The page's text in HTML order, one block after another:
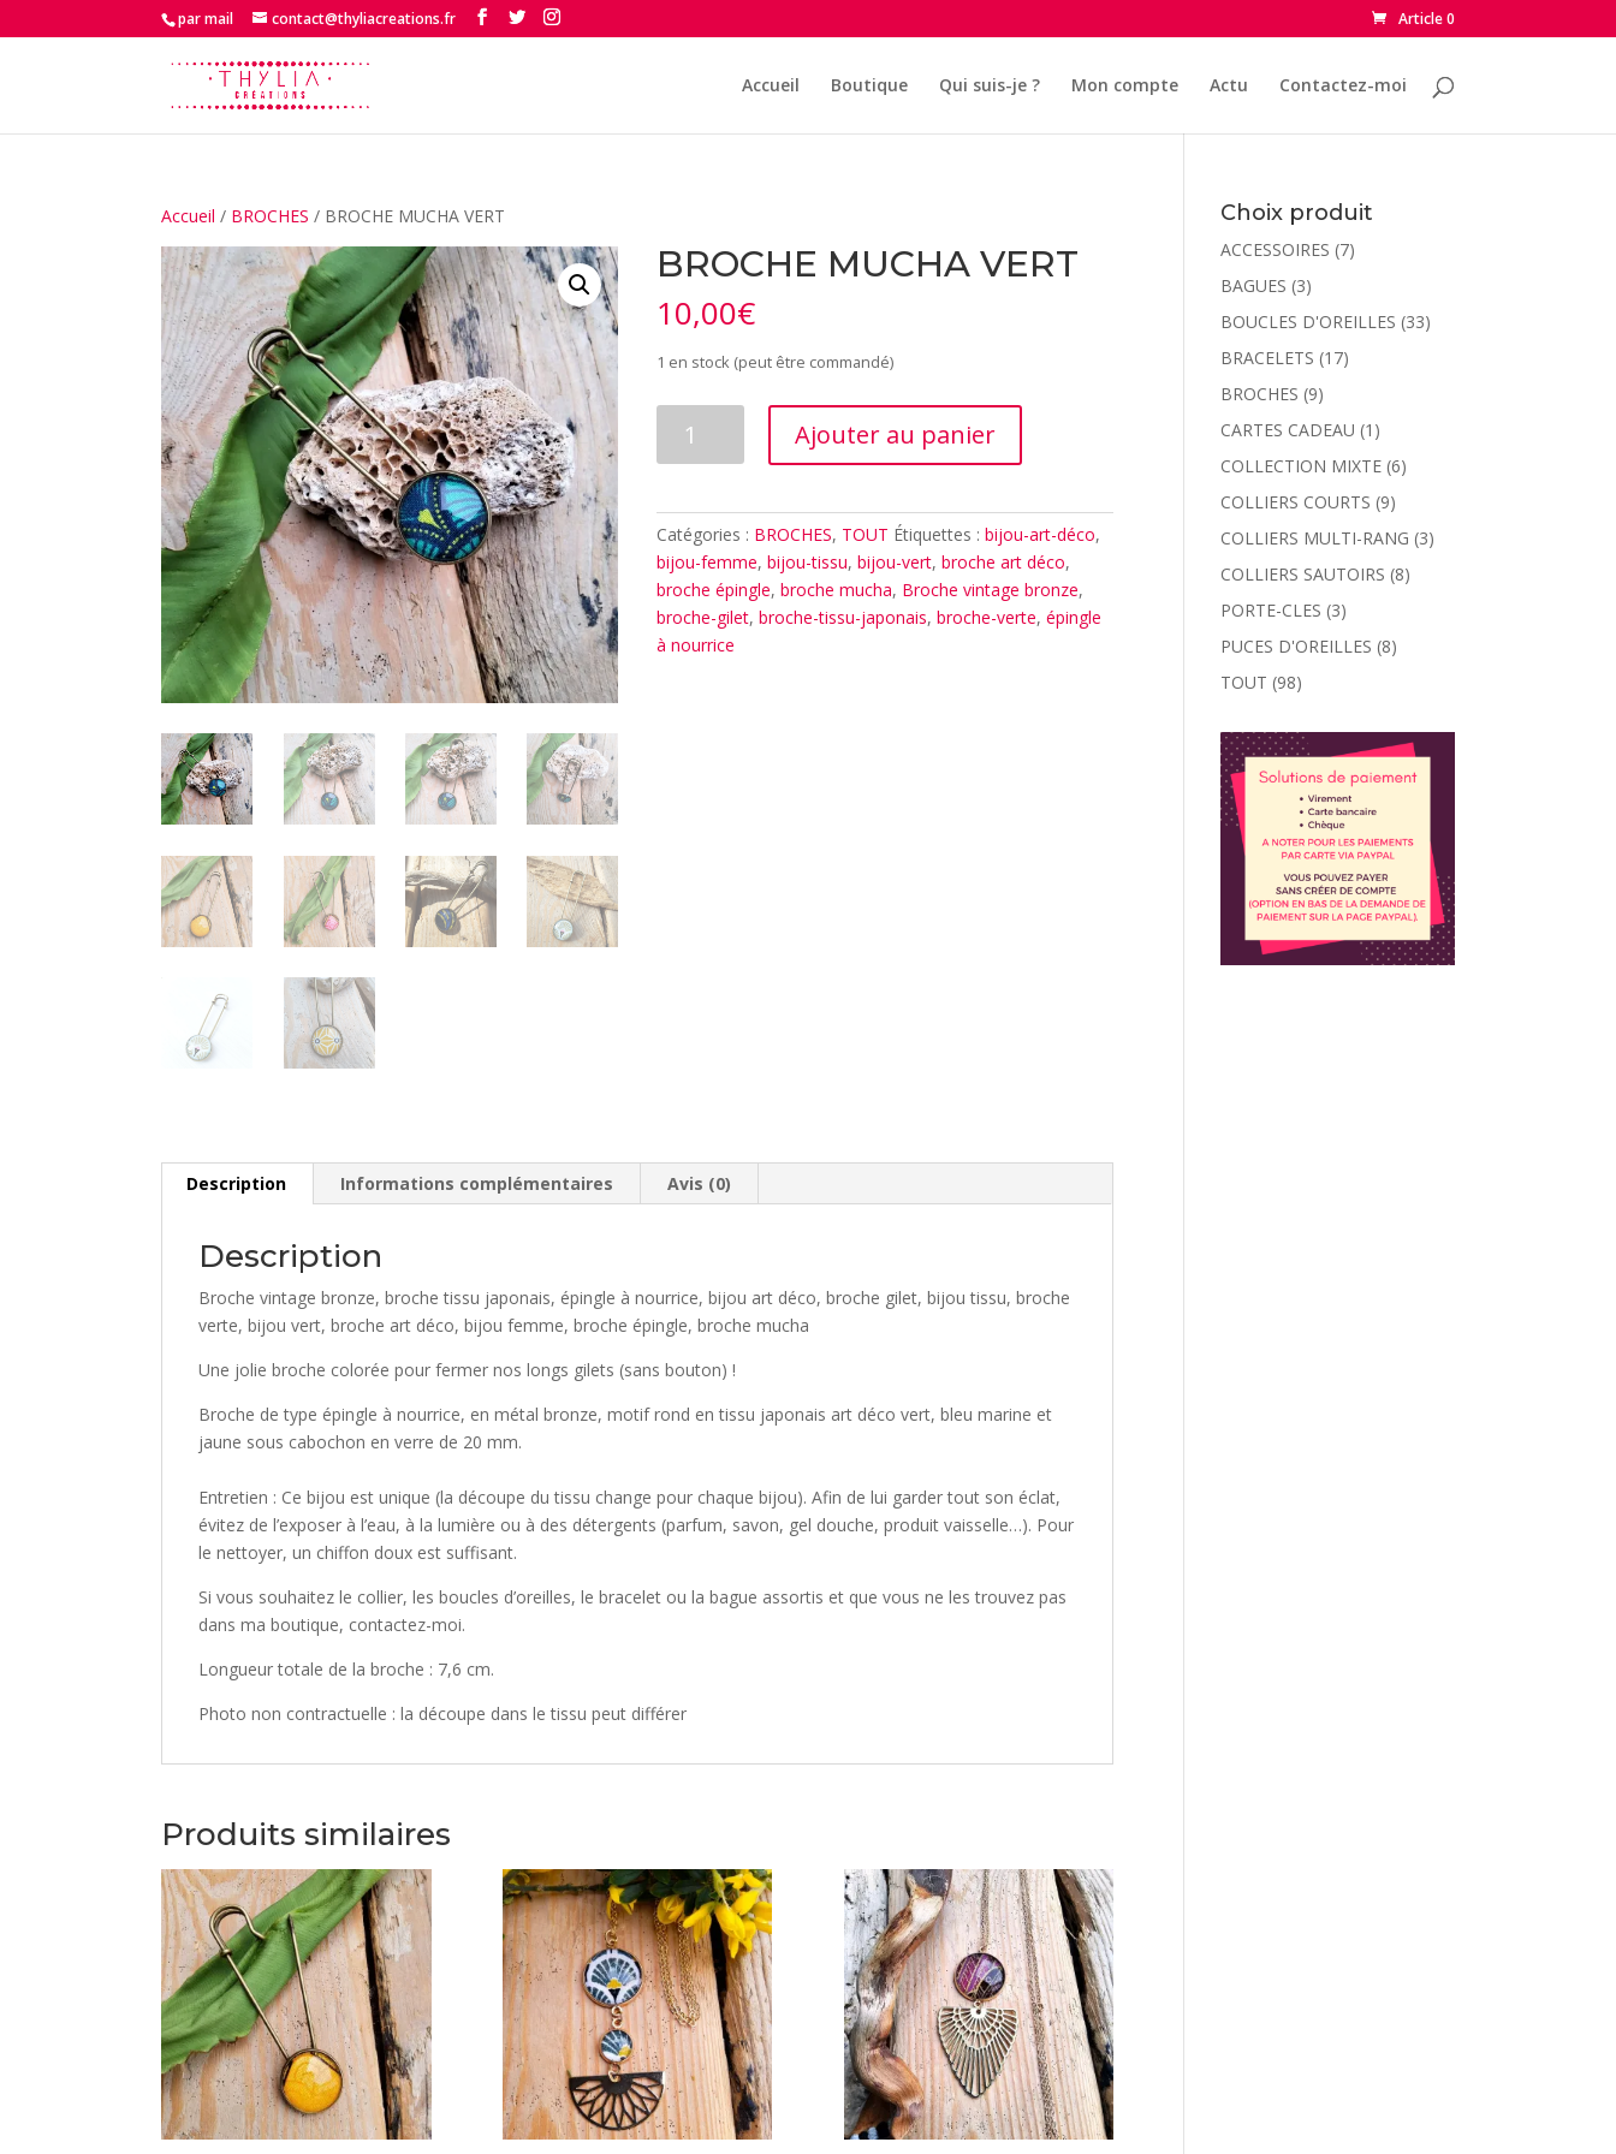
par mail contact@thyliacreations.fr Article 0
Accueil Boutique Qui suis-je ? Mon compte Actu Contactez-moi
Accueil / BROCHES / BROCHE MUCHA VERT
BROCHE MUCHA VERT
10,00€
1 en stock (peut être commandé)
VERT
Ajouter au panier
Catégories : BROCHES, TOUT Étiquettes :bijou-art-déco,
bijou-femme,bijou-tissu,bijou-vert,broche art déco,
broche épingle,broche mucha, Broche vintage bronze,
broche-gilet,broche-tissu-japonais,broche-verte,épingle
à nourrice
Description Informations complémentaires Avis (0)
Description
Broche vintage bronze, broche tissu japonais, épingle à nourrice, bijou art déco, broche gilet, bijou tissu, broche
verte, bijou vert, broche art déco, bijou femme, broche épingle, broche mucha
Une jolie broche colorée pour fermer nos longs gilets (sans bouton) !
Broche de type épingle à nourrice, en métal bronze, motif rond en tissu japonais art déco vert, bleu marine et
jaune sous cabochon en verre de 20 mm.
Entretien : Ce bijou est unique (la découpe du tissu change pour chaque bijou). Afin de lui garder tout son éclat,
évitez de l’exposer à l’eau, à la lumière ou à des détergents (parfum, savon, gel douche, produit vaisselle…). Pour
le nettoyer, un chiffon doux est suffisant.
Si vous souhaitez le collier, les boucles d’oreilles, le bracelet ou la bague assortis et que vous ne les trouvez pas
dans ma boutique, contactez-moi.
Longueur totale de la broche : 7,6 cm.
Photo non contractuelle : la découpe dans le tissu peut différer
Produits similaires
Choix produit
ACCESSOIRES (7)
BAGUES (3)
BOUCLES D'OREILLES (33)
BRACELETS (17)
BROCHES (9)
CARTES CADEAU (1)
COLLECTION MIXTE (6)
COLLIERS COURTS (9)
COLLIERS MULTI-RANG (3)
COLLIERS SAUTOIRS (8)
PORTE-CLES (3)
PUCES D'OREILLES (8)
TOUT (98)